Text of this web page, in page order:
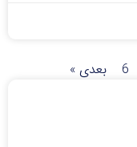
6 بعدی »